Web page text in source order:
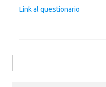
Link al questionario
per: